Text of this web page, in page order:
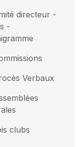
directeur -
-
Verbaux
clubs